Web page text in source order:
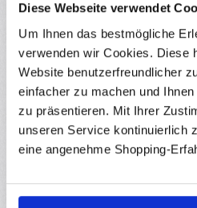
Diese Webseite verwendet
Um Ihnen das bestmögliche
verwenden wir Cookies. Diese
Website benutzerfreundlicher
einfacher zu machen und
zu präsentieren. Mit Ihrer
unseren Service kontinuierlich
eine angenehme Shopping-
Beschreibung
Schrittmotor zum Bau von 3D-
und Robotik-Projekten.
Einsatzgebiete,…Mehr
Eigenschaften
Downloads